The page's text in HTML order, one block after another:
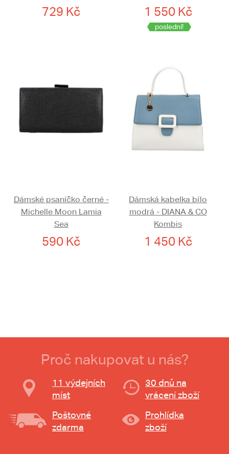
729 Kč 1 550 Kč
poslední!
Dámské psaníčko černé -
Michelle Moon Lamia
Sea
590 Kč
Dámská kabelka bílo
modrá - DIANA & CO
Kombis
1 450 Kč
Proč nakupovat u nás?
11 výdejních
míst
30 dnů na
vrácení zboží
Poštovné
zdarma
Prohlídka
zboží